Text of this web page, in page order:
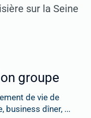
sur la Seine
groupe
de vie de
business dîner, ...